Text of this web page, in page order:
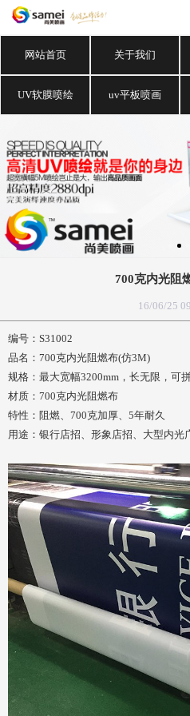
网站首页 关于我们
UV软膜喷绘 uv平板喷画
700克内光阻
16/06/25
编号：S31002
品名：700克内光阻燃布(仿3M)
规格：最大宽幅3200mm，长无限，可
材质：700克内光阻燃布
特性：阻燃、700克加厚、5年耐久
用途：银行店招、形象店招、大型内光